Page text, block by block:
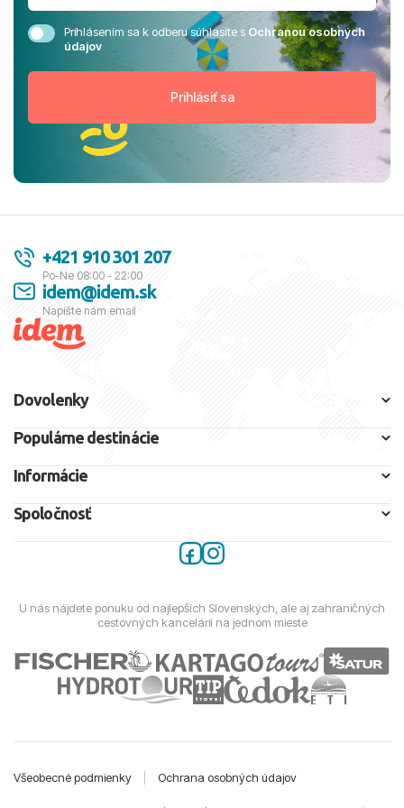
Prihlásením sa k odberu súhlasíte sOchranou osobných
údajov
+421 910 301 207
Po-Ne 08:00 - 22:00
idem@idem.sk
Napíšte nám email
Dovolenky
Populárne destinácie
Informácie
Spoločnosť
U nás nájdete ponuku od najlepších Slovenských, ale aj zahraničných
cestovných kancelárií na jednom mieste
Všeobecné podmienky Ochrana osobných údajov